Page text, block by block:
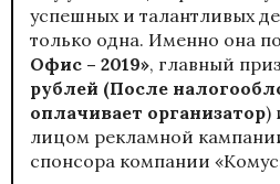
успешных и талантливых
только одна. Именно она
Офис – 2019», главный
рублей (После
оплачивает организатор)
лицом рекламной
спонсора компании